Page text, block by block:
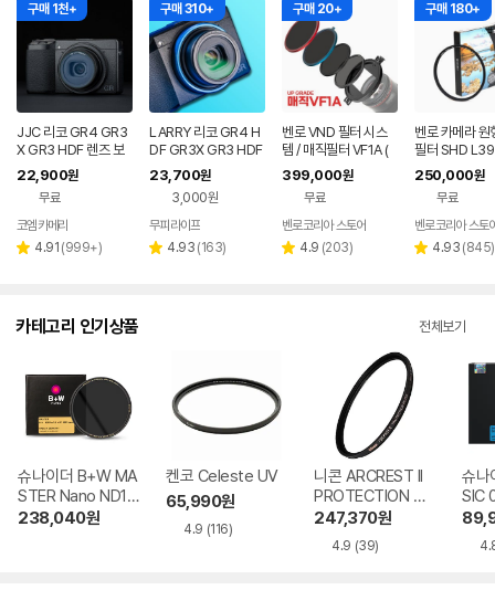
구매 1천+
JJC 리코 GR4 GR3
X GR3 HDF 렌즈 보
호 UV 필터 F-WMCU
VG3
22,900원
무료
페이
코엠카메라
별 4.91 리
(999+)
구매 310+
LARRY 리코 GR4 H
DF GR3X GR3 HDF
카메라 렌즈보호 UV필
터 18중 나노 코팅 악
세서리
23,700원
3,000원
페이
무피라이프
별 4.93 리
(163)
구매 20+
벤로 VND 필터 시스
템 / 매직필터 VF1A (
VF1 Alpha )
399,000원
무료
벤로코리아 스토어
별 4.9 리
(203)
구매 180+
벤로 카메라 원
필터 SHD
5mm
250,000원
무료
벤로코리아 스토
별 4.93 리
(845)
카테고리 인기상품 전체보기
슈나이더 B+W MA
STER Nano ND10
00x 렌즈필터
238,040원
켄코 Celeste UV
65,990원
4.9 (116)
니콘 ARCREST II
PROTECTION 렌
즈필터
247,370원
4.9 (39)
슈나
SIC